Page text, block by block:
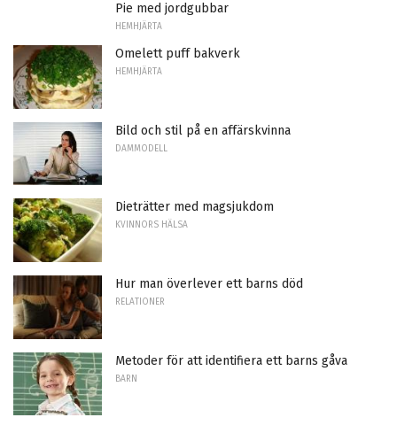
Pie med jordgubbar
HEMHJÄRTA
Omelett puff bakverk
HEMHJÄRTA
Bild och stil på en affärskvinna
DAMMODELL
Dieträtter med magsjukdom
KVINNORS HÄLSA
Hur man överlever ett barns död
RELATIONER
Metoder för att identifiera ett barns gåva
BARN